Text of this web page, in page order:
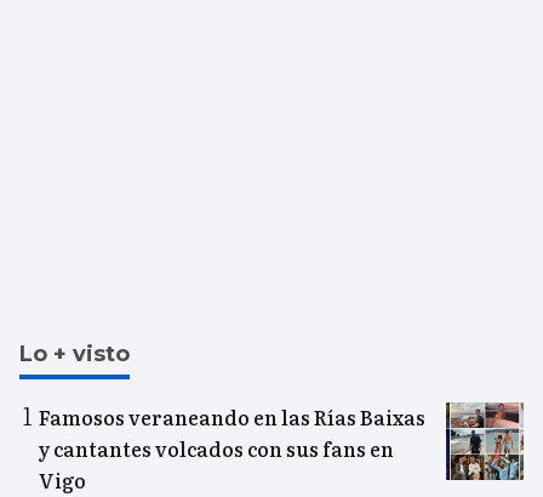
Lo + visto
Famosos veraneando en las Rías Baixas
y cantantes volcados con sus fans en
Vigo